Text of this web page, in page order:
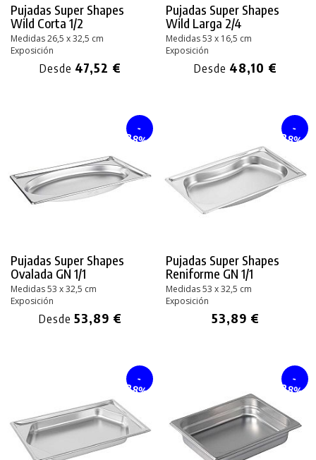
Pujadas Super Shapes
Wild Corta 1/2
Medidas 26,5 x 32,5 cm
Exposición
Desde 47,52 €
Pujadas Super Shapes
Wild Larga 2/4
Medidas 53 x 16,5 cm
Exposición
Desde 48,10 €
-
28%
Pujadas Super Shapes
Ovalada GN 1/1
Medidas 53 x 32,5 cm
Exposición
Desde 53,89 €
-
28%
Pujadas Super Shapes
Reniforme GN 1/1
Medidas 53 x 32,5 cm
Exposición
53,89 €
-
28%
-
28%